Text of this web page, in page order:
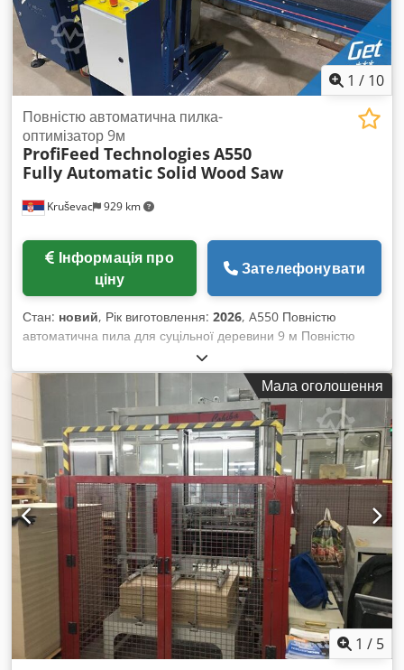
1 / 10
Kruševac 929 km
Повністю автоматична пилка-
оптимізатор 9м
ProfiFeed TechnologiesA550
Fully Automatic Solid Wood Saw
ціну
Зателефонувати
Стан: новий, Рік виготовлення: 2026, A550 Повністю
автоматична пила для суцільної деревини 9 м Повністю
автоматичне різання середньо-великої деревини з
використанням простої в експлуатації автоматизації.
Покладіть будь-який матеріал, і машина автоматично його
розпізнає та розріже відповідно до завдань із високоточною
подачею матеріалу за допомогою сервоприводу. Введення
нарядних листів Excel через WIFI для швидкого
завантаження великих списків розкрою. Ваша повністю
автоматична пила може опціонально постачатися у
виконанні з оптимізацією фронтального різу. Для кожної
дошки, яку Ви кладете на різання (незалежно від довжини),
лазерний датчик вимірює її довжину. Наш потужний
алгоритм оптимізації аналізує Ваш список різу та
розраховує найкращий порядок нарізки деталей для
мінімізації відходів. Все це відбувається в режимі реального
часу під час роботи машини без жодної додаткової дії з
Вашого боку. • Повністю автоматичний процес різання з
упорним подаванням і поділом по довжині. • Простий
Мала оголошення
1 / 5